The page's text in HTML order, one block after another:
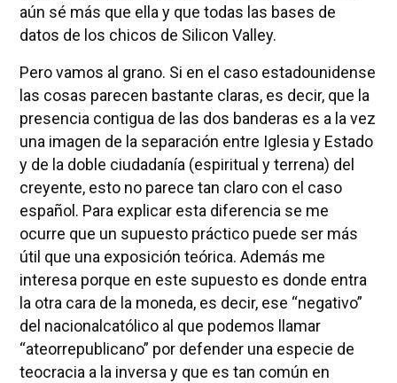
aún sé más que ella y que todas las bases de
datos de los chicos de Silicon Valley.
Pero vamos al grano. Si en el caso estadounidense
las cosas parecen bastante claras, es decir, que la
presencia contigua de las dos banderas es a la vez
una imagen de la separación entre Iglesia y Estado
y de la doble ciudadanía (espiritual y terrena) del
creyente, esto no parece tan claro con el caso
español. Para explicar esta diferencia se me
ocurre que un supuesto práctico puede ser más
útil que una exposición teórica. Además me
interesa porque en este supuesto es donde entra
la otra cara de la moneda, es decir, ese “negativo”
del nacionalcatólico al que podemos llamar
“ateorrepublicano” por defender una especie de
teocracia a la inversa y que es tan común en